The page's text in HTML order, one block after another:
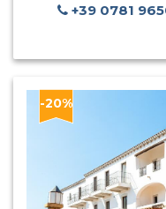
+39 0781
-20%